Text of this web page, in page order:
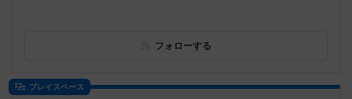
フォローする
プレイスペース